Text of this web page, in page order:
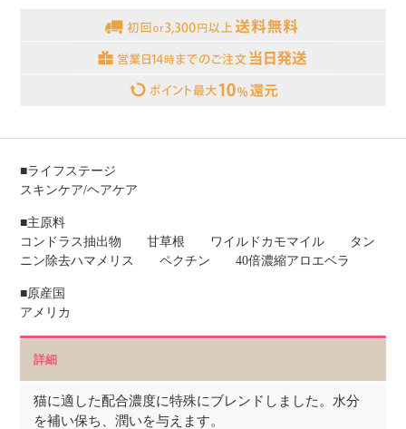
■ライフステージ
スキンケア/ヘアケア
■主原料
コンドラス抽出物 甘草根 ワイルドカモマイル タン
ニン除去ハマメリス ペクチン 40倍濃縮アロエベラ
■原産国
アメリカ
詳細
猫に適した配合濃度に特殊にブレンドしました。水分
を補い保ち、潤いを与えます。